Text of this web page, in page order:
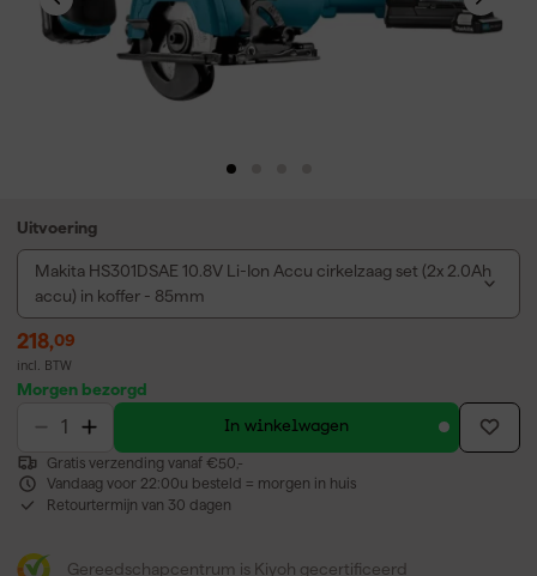
Uitvoering
Makita HS301DSAE 10.8V Li-Ion Accu cirkelzaag set (2x 2.0Ah
accu) in koffer - 85mm
218,09
incl. BTW
Morgen bezorgd
In winkelwagen
Gratis verzending vanaf €50,-
Vandaag voor 22:00u besteld = morgen in huis
Retourtermijn van 30 dagen
Gereedschapcentrum is Kiyoh gecertificeerd